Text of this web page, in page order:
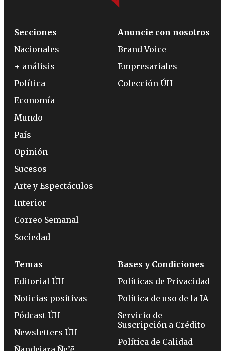
Secciones
Nacionales
+ análisis
Política
Economía
Mundo
País
Opinión
Sucesos
Arte y Espectáculos
Interior
Correo Semanal
Sociedad
Anuncie con nosotros
Brand Voice
Empresariales
Colección ÚH
Temas
Editorial ÚH
Noticias positivas
Pódcast ÚH
Newsletters ÚH
Bases y Condiciones
Políticas de Privacidad
Política de uso de la IA
Servicio de
Suscripción a Crédito
Política de Calidad